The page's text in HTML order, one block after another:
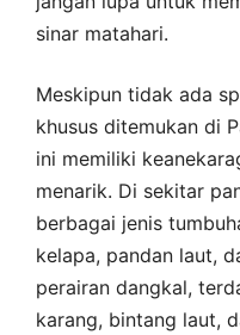
sinar matahari.
Meskipun tidak ada
khusus ditemukan di
ini memiliki
menarik. Di sekitar
berbagai jenis
kelapa, pandan laut,
perairan dangkal,
karang, bintang laut,